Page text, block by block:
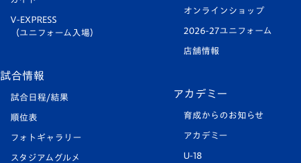
V-EXPRESS
（ユニフォーム入場）
試合情報
試合日程/結果
順位表
フォトギャラリー
スタジアムグルメ
オンラインショップ
2026-27ユニフォーム
店舗情報
アカデミー
育成からのお知らせ
アカデミー
U-18